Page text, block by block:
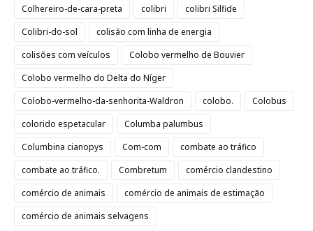
Colhereiro-de-cara-preta
colibri
colibri Silfide
Colibri-do-sol
colisão com linha de energia
colisões com veículos
Colobo vermelho de Bouvier
Colobo vermelho do Delta do Níger
Colobo-vermelho-da-senhorita-Waldron
colobo.
Colobus
colorido espetacular
Columba palumbus
Columbina cianopys
Com-com
combate ao tráfico
combate ao tráfico.
Combretum
comércio clandestino
comércio de animais
comércio de animais de estimação
comércio de animais selvagens